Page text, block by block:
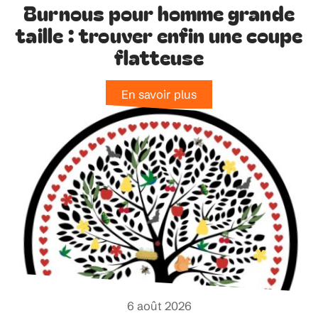
Burnous pour homme grande
taille : trouver enfin une coupe
flatteuse
En savoir plus
6 août 2026